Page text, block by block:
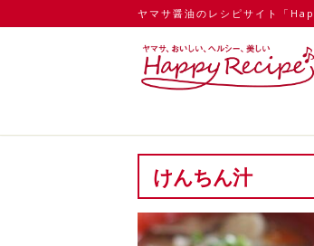
ヤマサ醤油のレシピサイト「
けんちん汁